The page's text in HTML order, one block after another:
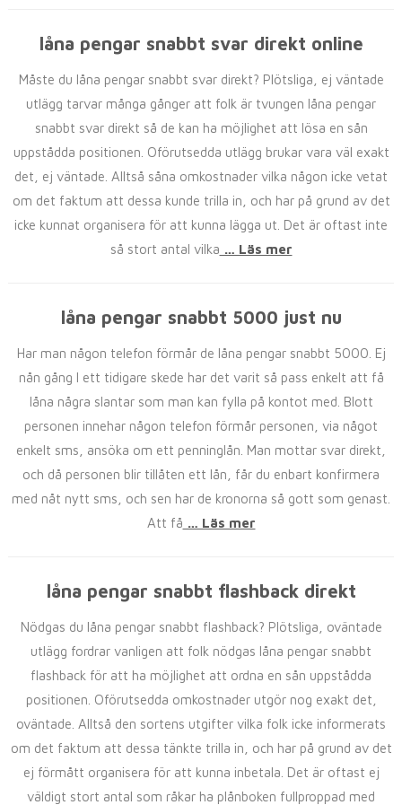
låna pengar snabbt svar direkt online
Måste du låna pengar snabbt svar direkt? Plötsliga, ej väntade
utlägg tarvar många gånger att folk är tvungen låna pengar
snabbt svar direkt så de kan ha möjlighet att lösa en sån
uppstådda positionen. Oförutsedda utlägg brukar vara väl exakt
det, ej väntade. Alltså såna omkostnader vilka någon icke vetat
om det faktum att dessa kunde trilla in, och har på grund av det
icke kunnat organisera för att kunna lägga ut. Det är oftast inte
så stort antal vilka … Läs mer
låna pengar snabbt 5000 just nu
Har man någon telefon förmår de låna pengar snabbt 5000. Ej
nån gång I ett tidigare skede har det varit så pass enkelt att få
låna några slantar som man kan fylla på kontot med. Blott
personen innehar någon telefon förmår personen, via något
enkelt sms, ansöka om ett penninglån. Man mottar svar direkt,
och då personen blir tillåten ett lån, får du enbart konfirmera
med nåt nytt sms, och sen har de kronorna så gott som genast.
Att få … Läs mer
låna pengar snabbt flashback direkt
Nödgas du låna pengar snabbt flashback? Plötsliga, oväntade
utlägg fordrar vanligen att folk nödgas låna pengar snabbt
flashback för att ha möjlighet att ordna en sån uppstådda
positionen. Oförutsedda omkostnader utgör nog exakt det,
oväntade. Alltså den sortens utgifter vilka folk icke informerats
om det faktum att dessa tänkte trilla in, och har på grund av det
ej förmått organisera för att kunna inbetala. Det är oftast ej
väldigt stort antal som råkar ha plånboken fullproppad med